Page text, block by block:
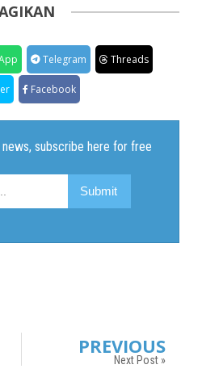
Telegram Threads
Facebook
PREVIOUS
Next Post »